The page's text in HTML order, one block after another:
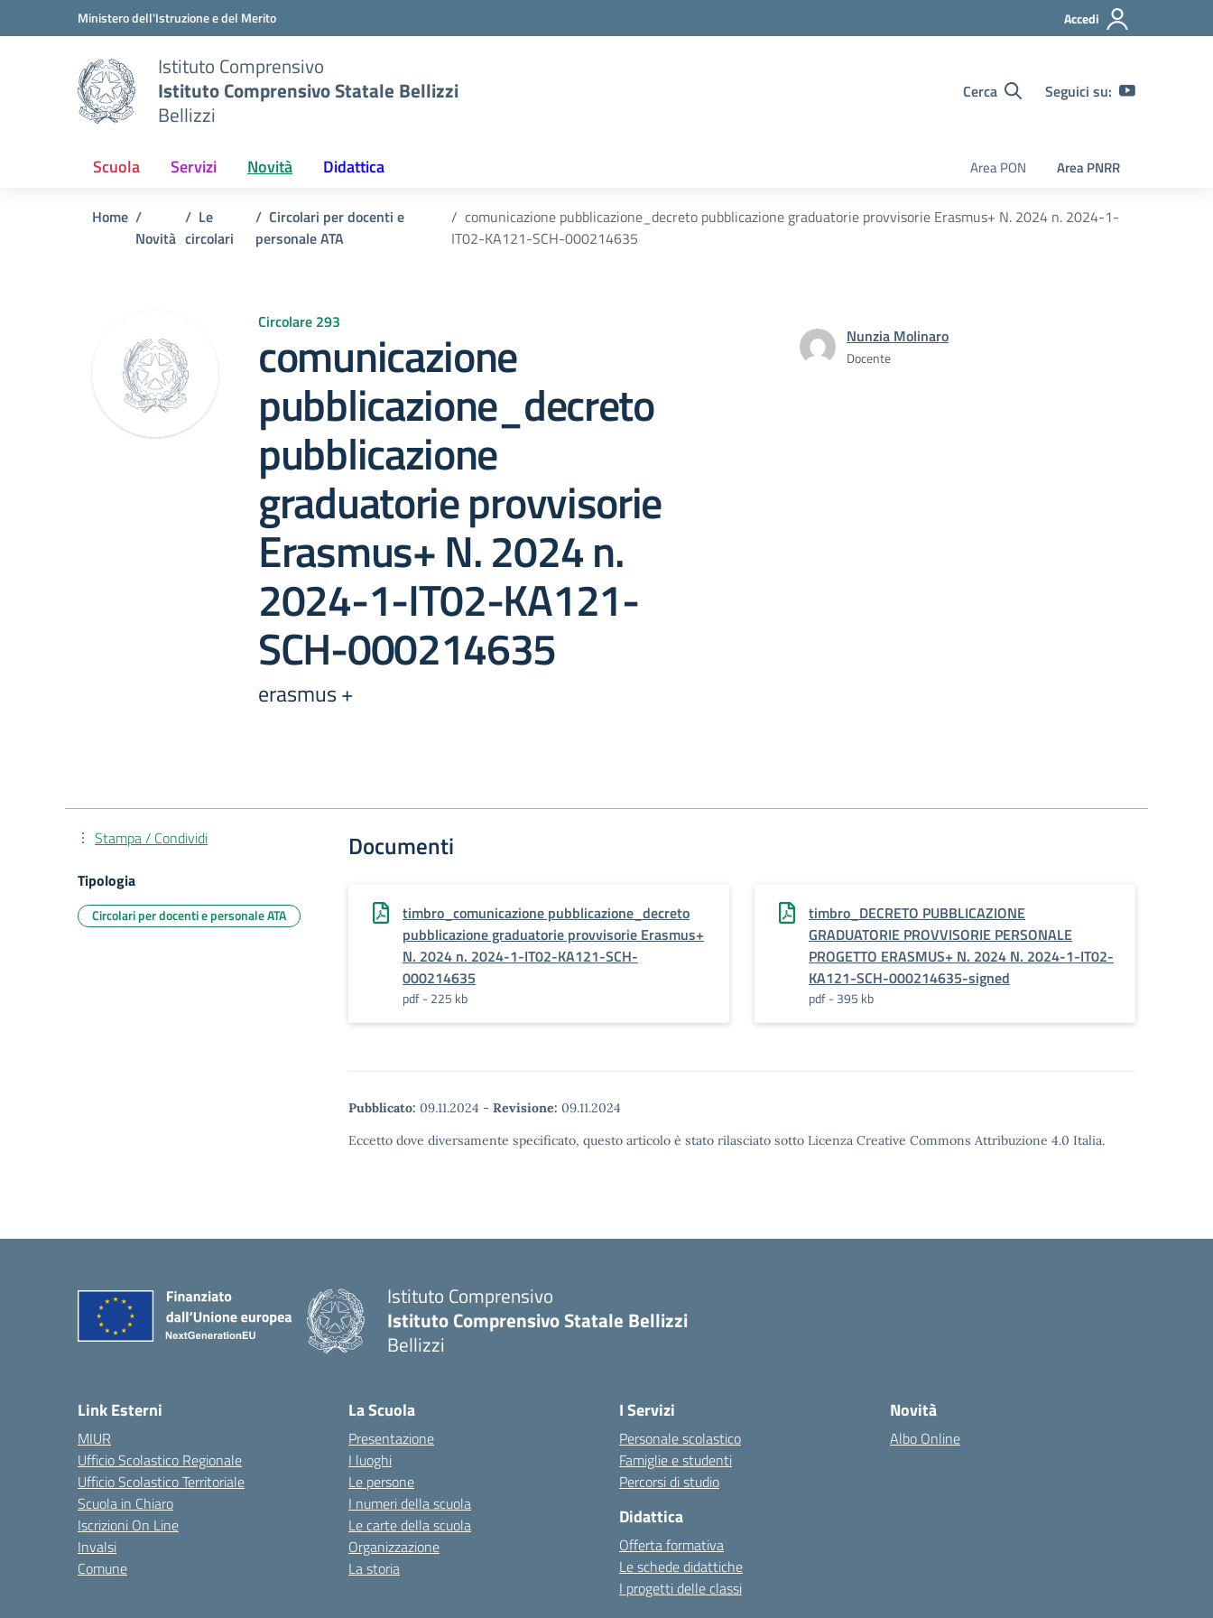
Vai ai contenuti
Vai al menu di navigazioneMinistero dell'Istruzione e del Merito Accedi
Istituto Comprensivo
Istituto Comprensivo Statale Bellizzi
Bellizzi
Cerca Seguici su:
Scuola Servizi Novità Didattica Area PON Area PNRR
Home
Novità
Le
circolari
Circolari per docenti e
personale ATA
comunicazione pubblicazione_decreto pubblicazione graduatorie provvisorie Erasmus+ N. 2024 n. 2024-1-
IT02-KA121-SCH-000214635
Circolare 293
comunicazione
pubblicazione_decreto
pubblicazione
graduatorie provvisorie
Erasmus+ N. 2024 n.
2024-1-IT02-KA121-
SCH-000214635
erasmus +
Nunzia Molinaro
Docente
Documenti
timbro_comunicazione pubblicazione_decreto
pubblicazione graduatorie provvisorie Erasmus+
N. 2024 n. 2024-1-IT02-KA121-SCH-
000214635
pdf - 225 kb
timbro_DECRETO PUBBLICAZIONE
GRADUATORIE PROVVISORIE PERSONALE
PROGETTO ERASMUS+ N. 2024 N. 2024-1-IT02-
KA121-SCH-000214635-signed
pdf - 395 kb
Pubblicato: 09.11.2024 - Revisione: 09.11.2024
Eccetto dove diversamente specificato, questo articolo è stato rilasciato sotto Licenza Creative Commons Attribuzione 4.0 Italia.
Stampa / Condividi
Tipologia
Circolari per docenti e personale ATA
Istituto Comprensivo
Istituto Comprensivo Statale Bellizzi
Bellizzi
Link Esterni
MIUR
Ufficio Scolastico Regionale
Ufficio Scolastico Territoriale
Scuola in Chiaro
Iscrizioni On Line
Invalsi
Comune
La Scuola
Presentazione
I luoghi
Le persone
I numeri della scuola
Le carte della scuola
Organizzazione
La storia
I Servizi
Personale scolastico
Famiglie e studenti
Percorsi di studio
Didattica
Offerta formativa
Le schede didattiche
I progetti delle classi
Novità
Albo Online